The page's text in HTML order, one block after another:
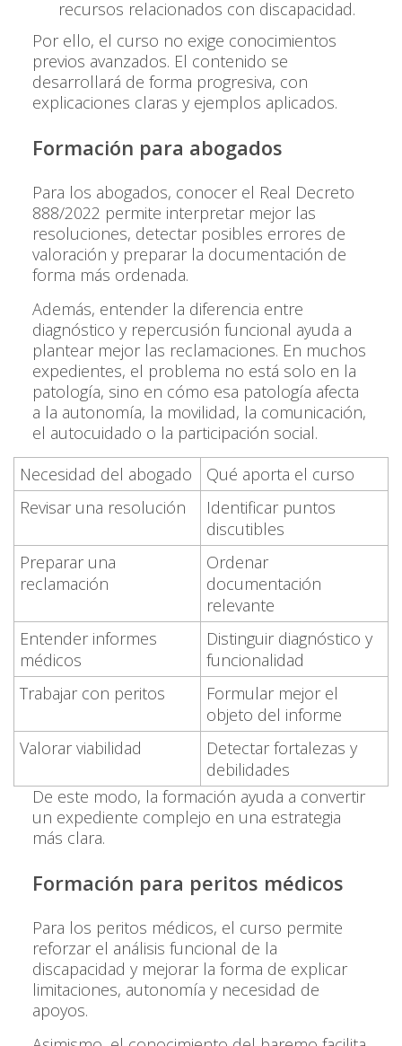
recursos relacionados con discapacidad.
Por ello, el curso no exige conocimientos
previos avanzados. El contenido se
desarrollará de forma progresiva, con
explicaciones claras y ejemplos aplicados.
Formación para abogados
Para los abogados, conocer el Real Decreto
888/2022 permite interpretar mejor las
resoluciones, detectar posibles errores de
valoración y preparar la documentación de
forma más ordenada.
Además, entender la diferencia entre
diagnóstico y repercusión funcional ayuda a
plantear mejor las reclamaciones. En muchos
expedientes, el problema no está solo en la
patología, sino en cómo esa patología afecta
a la autonomía, la movilidad, la comunicación,
el autocuidado o la participación social.
Necesidad del abogado
Qué aporta el curso
Revisar una resolución
Identificar puntos
discutibles
Preparar una
reclamación
Ordenar
documentación
relevante
Entender informes
médicos
Distinguir diagnóstico y
funcionalidad
Trabajar con peritos
Formular mejor el
objeto del informe
Valorar viabilidad
Detectar fortalezas y
debilidades
De este modo, la formación ayuda a convertir
un expediente complejo en una estrategia
más clara.
Formación para peritos médicos
Para los peritos médicos, el curso permite
reforzar el análisis funcional de la
discapacidad y mejorar la forma de explicar
limitaciones, autonomía y necesidad de
apoyos.